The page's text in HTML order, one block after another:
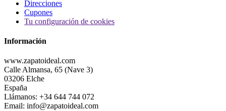
Direcciones
Cupones
Tu configuración de cookies
Información
www.zapatoideal.com
Calle Almansa, 65 (Nave 3)
03206 Elche
España
Llámanos: +34 644 744 072
Email: info@zapatoideal.com